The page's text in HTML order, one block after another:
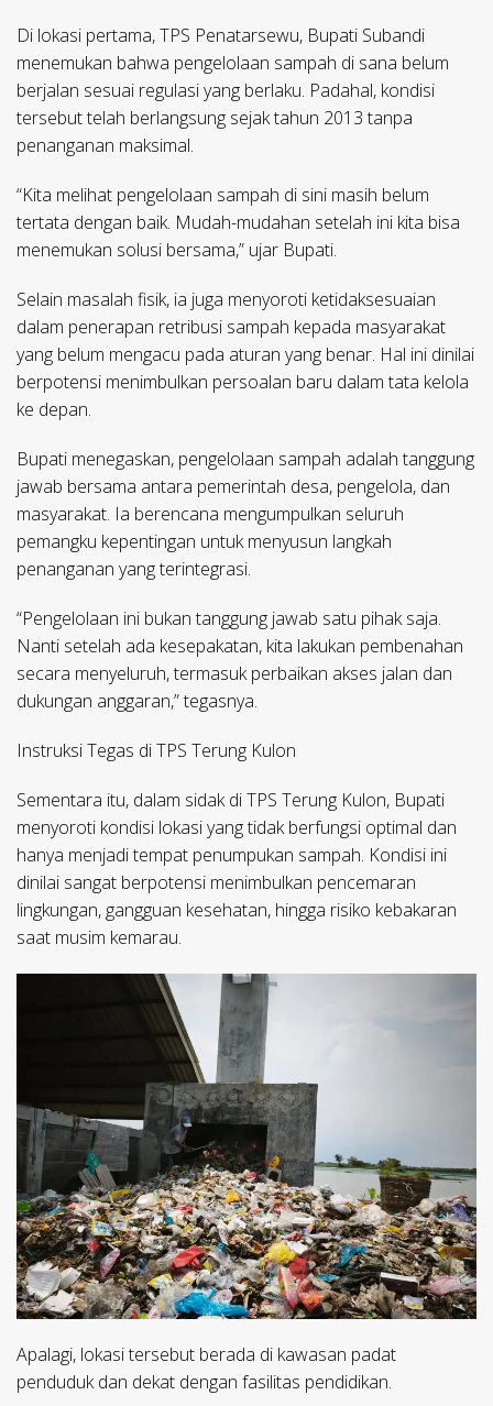
Di lokasi pertama, TPS Penatarsewu, Bupati Subandi
menemukan bahwa pengelolaan sampah di sana belum
berjalan sesuai regulasi yang berlaku. Padahal, kondisi
tersebut telah berlangsung sejak tahun 2013 tanpa
penanganan maksimal.
“Kita melihat pengelolaan sampah di sini masih belum
tertata dengan baik. Mudah-mudahan setelah ini kita bisa
menemukan solusi bersama,” ujar Bupati.
Selain masalah fisik, ia juga menyoroti ketidaksesuaian
dalam penerapan retribusi sampah kepada masyarakat
yang belum mengacu pada aturan yang benar. Hal ini dinilai
berpotensi menimbulkan persoalan baru dalam tata kelola
ke depan.
Bupati menegaskan, pengelolaan sampah adalah tanggung
jawab bersama antara pemerintah desa, pengelola, dan
masyarakat. Ia berencana mengumpulkan seluruh
pemangku kepentingan untuk menyusun langkah
penanganan yang terintegrasi.
“Pengelolaan ini bukan tanggung jawab satu pihak saja.
Nanti setelah ada kesepakatan, kita lakukan pembenahan
secara menyeluruh, termasuk perbaikan akses jalan dan
dukungan anggaran,” tegasnya.
Instruksi Tegas di TPS Terung Kulon
Sementara itu, dalam sidak di TPS Terung Kulon, Bupati
menyoroti kondisi lokasi yang tidak berfungsi optimal dan
hanya menjadi tempat penumpukan sampah. Kondisi ini
dinilai sangat berpotensi menimbulkan pencemaran
lingkungan, gangguan kesehatan, hingga risiko kebakaran
saat musim kemarau.
Apalagi, lokasi tersebut berada di kawasan padat
penduduk dan dekat dengan fasilitas pendidikan.